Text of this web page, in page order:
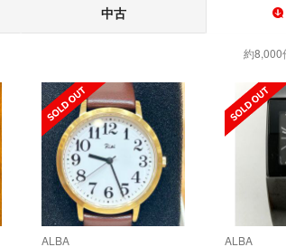
中古
約8,000
ALBA ALBA